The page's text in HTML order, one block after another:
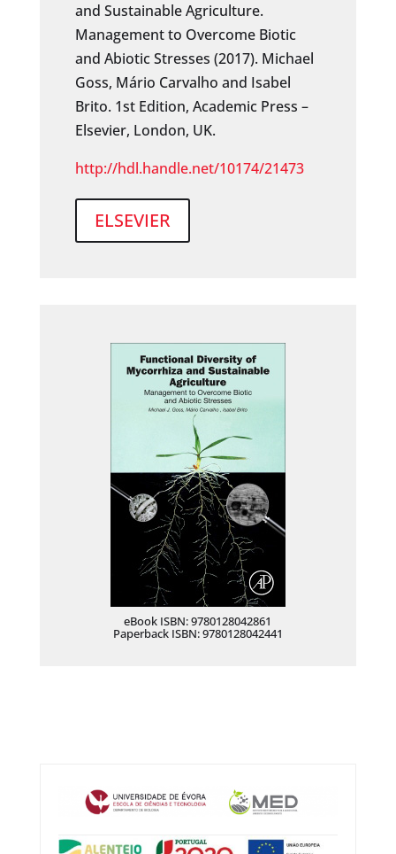
and Sustainable Agriculture.
Management to Overcome Biotic
and Abiotic Stresses (2017). Michael
Goss, Mário Carvalho and Isabel
Brito. 1st Edition, Academic Press –
Elsevier, London, UK.
http://hdl.handle.net/10174/21473
ELSEVIER
eBook ISBN: 9780128042861
Paperback ISBN: 9780128042441